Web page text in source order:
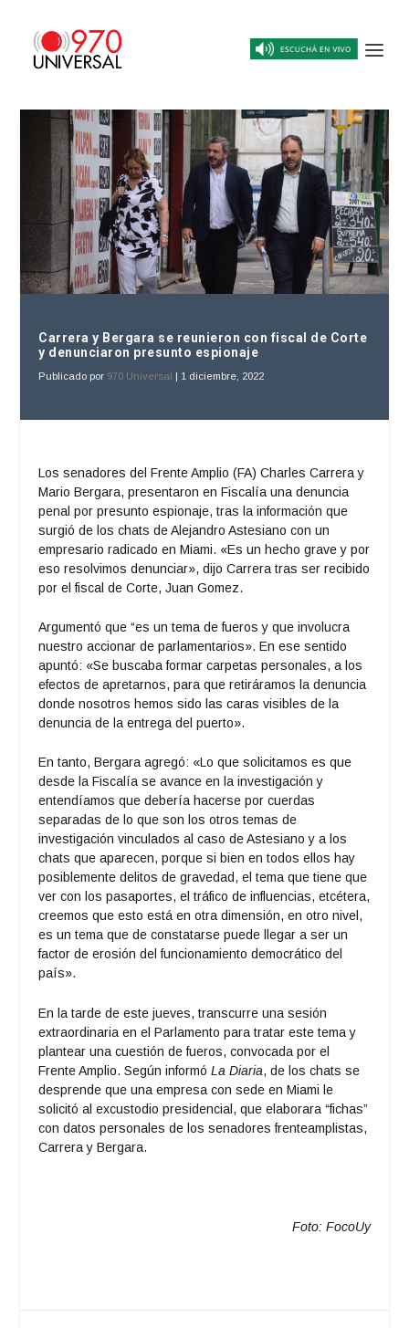
Carrera y Bergara se reunieron con fiscal de Corte
y denunciaron presunto espionaje
Publicado por 970 Universal | 1 diciembre, 2022
Los senadores del Frente Amplio (FA) Charles Carrera y
Mario Bergara, presentaron en Fiscalía una denuncia
penal por presunto espionaje, tras la información que
surgió de los chats de Alejandro Astesiano con un
empresario radicado en Miami. «Es un hecho grave y por
eso resolvimos denunciar», dijo Carrera tras ser recibido
por el fiscal de Corte, Juan Gomez.
Argumentó que “es un tema de fueros y que involucra
nuestro accionar de parlamentarios». En ese sentido
apuntó: «Se buscaba formar carpetas personales, a los
efectos de apretarnos, para que retiráramos la denuncia
donde nosotros hemos sido las caras visibles de la
denuncia de la entrega del puerto».
En tanto, Bergara agregó: «Lo que solicitamos es que
desde la Fiscalía se avance en la investigación y
entendíamos que debería hacerse por cuerdas
separadas de lo que son los otros temas de
investigación vinculados al caso de Astesiano y a los
chats que aparecen, porque si bien en todos ellos hay
posiblemente delitos de gravedad, el tema que tiene que
ver con los pasaportes, el tráfico de influencias, etcétera,
creemos que esto está en otra dimensión, en otro nivel,
es un tema que de constatarse puede llegar a ser un
factor de erosión del funcionamiento democrático del
país».
En la tarde de este jueves, transcurre una sesión
extraordinaria en el Parlamento para tratar este tema y
plantear una cuestión de fueros, convocada por el
Frente Amplio. Según informóLa Diaria, de los chats se
desprende que una empresa con sede en Miami le
solicitó al excustodio presidencial, que elaborara “fichas”
con datos personales de los senadores frenteamplistas,
Carrera y Bergara.
Foto: FocoUy